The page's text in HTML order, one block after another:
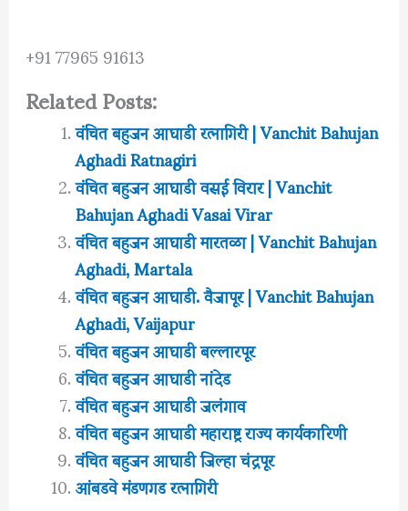
+91 77965 91613
Related Posts:
वंचित बहुजन आघाडी रत्नागिरी | Vanchit Bahujan
Aghadi Ratnagiri
वंचित बहुजन आघाडी वसई विरार | Vanchit
Bahujan Aghadi Vasai Virar
वंचित बहुजन आघाडी मारतळा | Vanchit Bahujan
Aghadi, Martala
वंचित बहुजन आघाडी. वैजापूर | Vanchit Bahujan
Aghadi, Vaijapur
वंचित बहुजन आघाडी बल्लारपूर
वंचित बहुजन आघाडी नांदेड
वंचित बहुजन आघाडी जलंगाव
वंचित बहुजन आघाडी महाराष्ट्र राज्य कार्यकारिणी
वंचित बहुजन आघाडी जिल्हा चंद्रपूर
आंबडवे मंडणगड रत्नागिरी